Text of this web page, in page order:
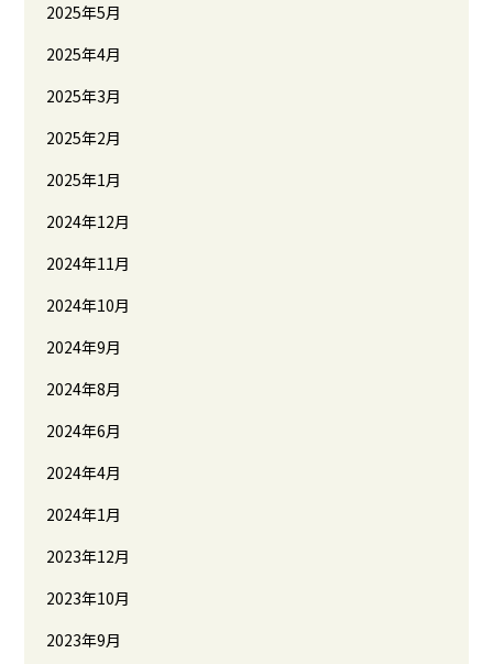
2025年5月
2025年4月
2025年3月
2025年2月
2025年1月
2024年12月
2024年11月
2024年10月
2024年9月
2024年8月
2024年6月
2024年4月
2024年1月
2023年12月
2023年10月
2023年9月